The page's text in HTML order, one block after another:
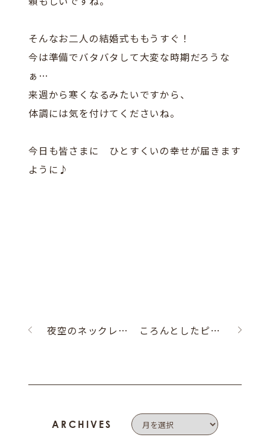
そんなお二人の結婚式ももうすぐ！
今は準備でバタバタして大変な時期だろうな
ぁ…
来週から寒くなるみたいですから、
体調には気を付けてくださいね。
今日も皆さまに ひとすくいの幸せが届きます
ように♪
夜空のネックレス☆ ころんとしたピアス♪
ARCHIVES